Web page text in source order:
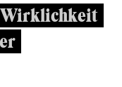
Wirklichkeit